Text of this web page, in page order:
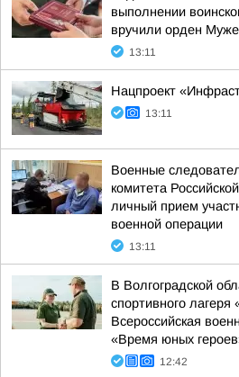
выполнении
вручили орден
13:11
Нацпроект
13:11
Военные
комитета
личный прием
военной операции
13:11
В Волгоградской
спортивного лагеря
Всероссийская
«Время юных
12:42